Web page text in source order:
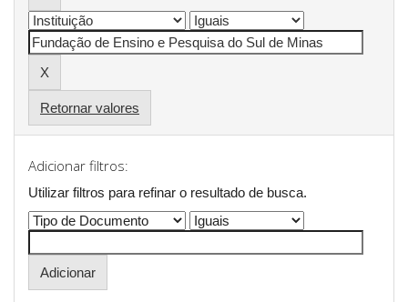
Retornar valores
Adicionar filtros:
Utilizar filtros para refinar o resultado de busca.